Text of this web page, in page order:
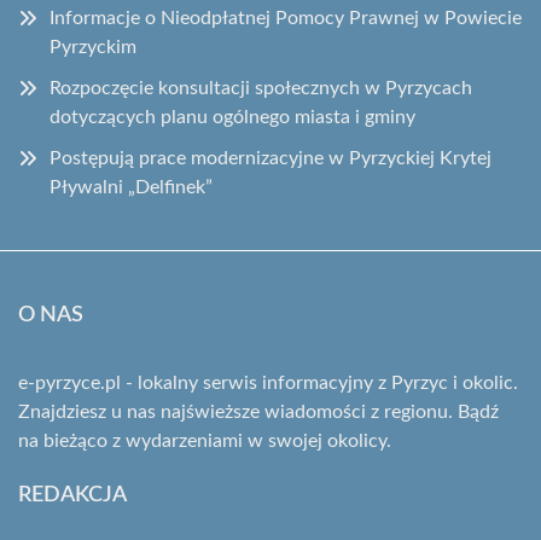
Informacje o Nieodpłatnej Pomocy Prawnej w Powiecie
Pyrzyckim
Rozpoczęcie konsultacji społecznych w Pyrzycach
dotyczących planu ogólnego miasta i gminy
Postępują prace modernizacyjne w Pyrzyckiej Krytej
Pływalni „Delfinek”
O NAS
e-pyrzyce.pl - lokalny serwis informacyjny z Pyrzyc i okolic.
Znajdziesz u nas najświeższe wiadomości z regionu. Bądź
na bieżąco z wydarzeniami w swojej okolicy.
REDAKCJA